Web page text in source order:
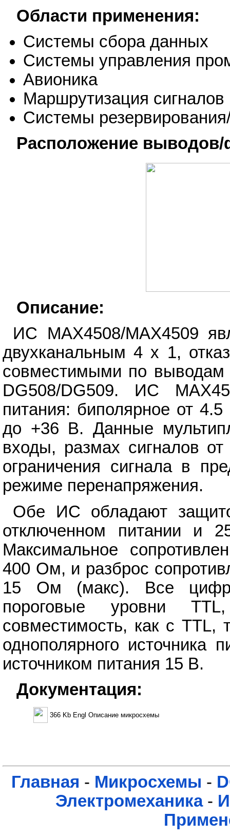
Области применения:
Системы сбора данных
Системы управления
Авионика
Маршрутизация сигналов
Системы
Расположение
Описание:
ИС MAX4508/MAX4509
двухканальным 4 х 1,
совместимыми по
DG508/DG509. ИС
питания: биполярное от
до +36 В. Данные
входы, размах сигналов
ограничения сигнала в
режиме перенапряжения.
Обе ИС обладают
отключенном питании и
Максимальное
400 Ом, и разброс
15 Ом (макс). Все
пороговые уровни
совместимость, как с TTL,
однополярного
источником питания 15 В.
Документация:
366 Kb Engl Описание микросхемы
Главная - Микросхемы -
Электромеханика-